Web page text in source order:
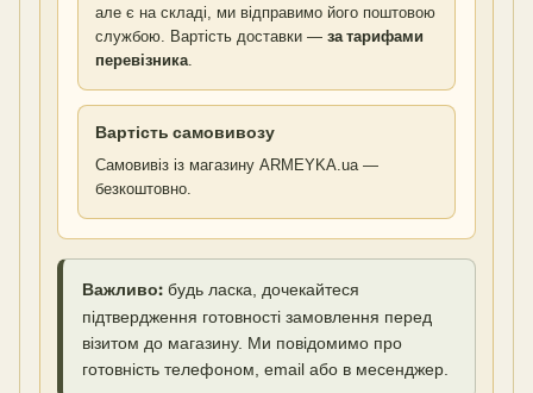
але є на складі, ми відправимо його поштовою
службою. Вартість доставки — за тарифами
перевізника.
Вартість самовивозу
Самовивіз із магазину ARMEYKA.ua —
безкоштовно.
Важливо: будь ласка, дочекайтеся
підтвердження готовності замовлення перед
візитом до магазину. Ми повідомимо про
готовність телефоном, email або в месенджер.